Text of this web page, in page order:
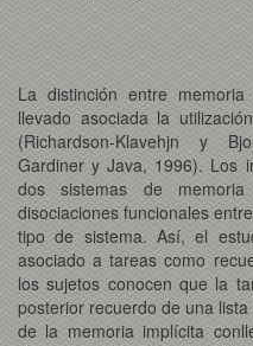
La distinción entre
llevado asociada la
(Richardson-Klavehjn y
Gardiner y Java, 1996). Los
dos sistemas de
disociaciones funcionales
tipo de sistema. Así, el
asociado a tareas como
los sujetos conocen que la
posterior recuerdo de una
de la memoria implícita